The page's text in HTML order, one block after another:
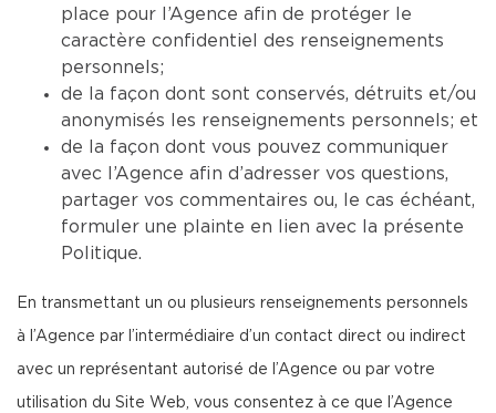
place pour l’Agence afin de protéger le
caractère confidentiel des renseignements
personnels;
de la façon dont sont conservés, détruits et/ou
anonymisés les renseignements personnels; et
de la façon dont vous pouvez communiquer
avec l’Agence afin d’adresser vos questions,
partager vos commentaires ou, le cas échéant,
formuler une plainte en lien avec la présente
Politique.
En transmettant un ou plusieurs renseignements personnels
à l’Agence par l’intermédiaire d’un contact direct ou indirect
avec un représentant autorisé de l’Agence ou par votre
utilisation du Site Web, vous consentez à ce que l’Agence